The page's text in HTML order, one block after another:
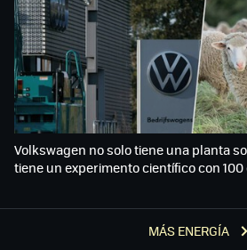
MÁS ENERGÍA
Volkswagen no solo tiene una planta
tiene un experimento científico con 100